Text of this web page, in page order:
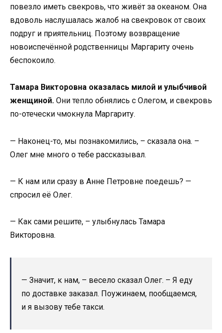
повезло иметь свекровь, что живёт за океаном. Она
вдоволь наслушалась жалоб на свекровок от своих
подруг и приятельниц. Поэтому возвращение
новоиспечённой родственницы Маргариту очень
беспокоило.
Тамара Викторовна оказалась милой и улыбчивой
женщиной. Они тепло обнялись с Олегом, и свекровь
по-отечески чмокнула Маргариту.
— Наконец-то, мы познакомились, – сказала она. –
Олег мне много о тебе рассказывал.
— К нам или сразу в Анне Петровне поедешь? —
спросил её Олег.
— Как сами решите, – улыбнулась Тамара
Викторовна.
— Значит, к нам, – весело сказал Олег. – Я еду
по доставке заказал. Поужинаем, пообщаемся,
и я вызову тебе такси.